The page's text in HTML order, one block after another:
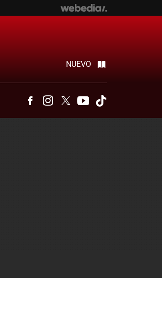
NUEVO
FacebookInstagram
Twitter Youtube